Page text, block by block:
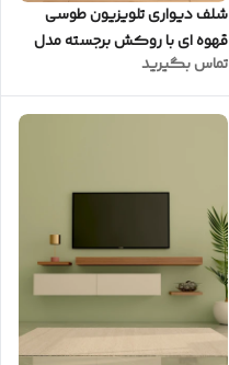
شلف دیواری تلویزیون طوسی
قهوه ای با روکش برجسته مدل
W.B0016
تماس بگیرید